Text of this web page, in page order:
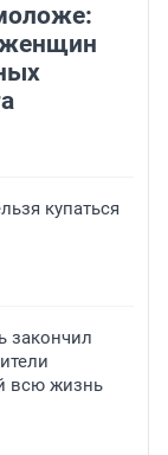
купаться
закончил
всю жизнь